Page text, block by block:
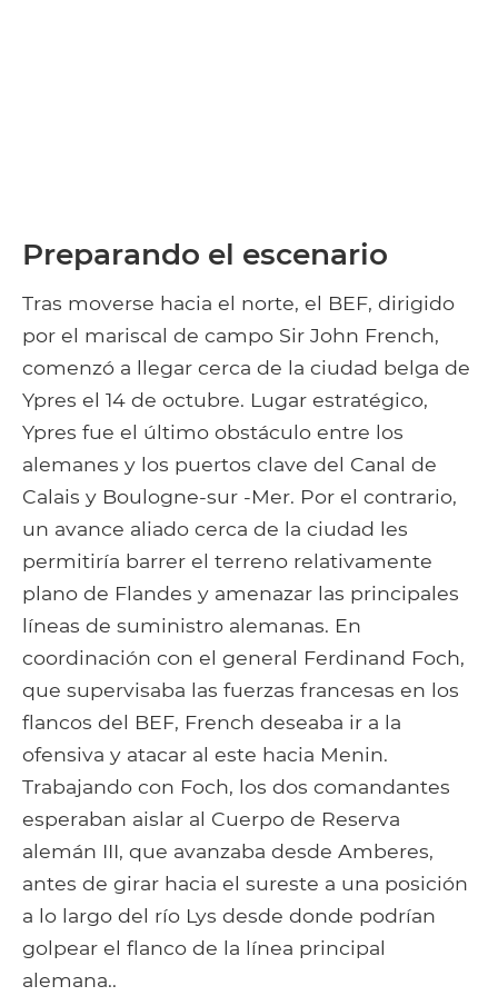
Preparando el escenario
Tras moverse hacia el norte, el BEF, dirigido
por el mariscal de campo Sir John French,
comenzó a llegar cerca de la ciudad belga de
Ypres el 14 de octubre. Lugar estratégico,
Ypres fue el último obstáculo entre los
alemanes y los puertos clave del Canal de
Calais y Boulogne-sur -Mer. Por el contrario,
un avance aliado cerca de la ciudad les
permitiría barrer el terreno relativamente
plano de Flandes y amenazar las principales
líneas de suministro alemanas. En
coordinación con el general Ferdinand Foch,
que supervisaba las fuerzas francesas en los
flancos del BEF, French deseaba ir a la
ofensiva y atacar al este hacia Menin.
Trabajando con Foch, los dos comandantes
esperaban aislar al Cuerpo de Reserva
alemán III, que avanzaba desde Amberes,
antes de girar hacia el sureste a una posición
a lo largo del río Lys desde donde podrían
golpear el flanco de la línea principal
alemana..